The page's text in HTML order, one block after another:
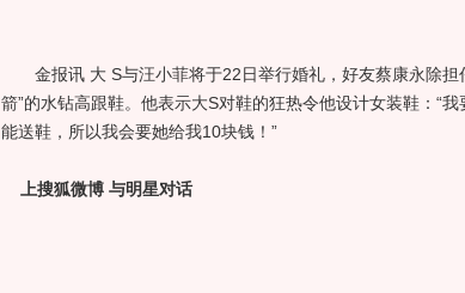
金报讯 大 S与汪小菲将于22日举行婚礼，好友蔡康永除担
箭”的水钻高跟鞋。他表示大S对鞋的狂热令他设计女装鞋：“
能送鞋，所以我会要她给我10块钱！”
上搜狐微博 与明星对话